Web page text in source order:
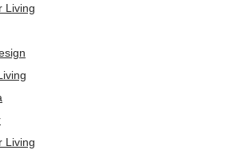
Living
Living